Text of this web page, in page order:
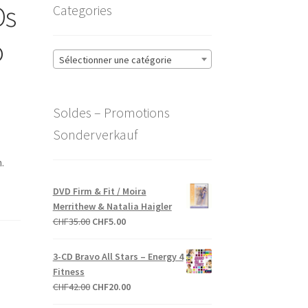
Categories
Sélectionner une catégorie
Soldes – Promotions
Sonderverkauf
DVD Firm & Fit / Moira
Merrithew & Natalia Haigler
CHF35.00 Le
initial
CHF35.00.
CHF5.00Le
actuel
CHF5.00.
3-CD Bravo All Stars – Energy 4
Fitness
CHF42.00 Le
CHF20.00Le